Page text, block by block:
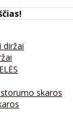
diržai
skaros